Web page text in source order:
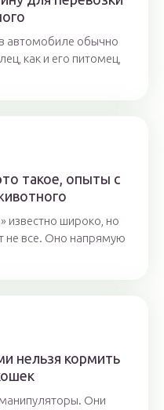
автомобиле обычно
как и его питомец,
такое, опыты с
известно широко, но
не все. Оно напрямую
нельзя кормить
Они